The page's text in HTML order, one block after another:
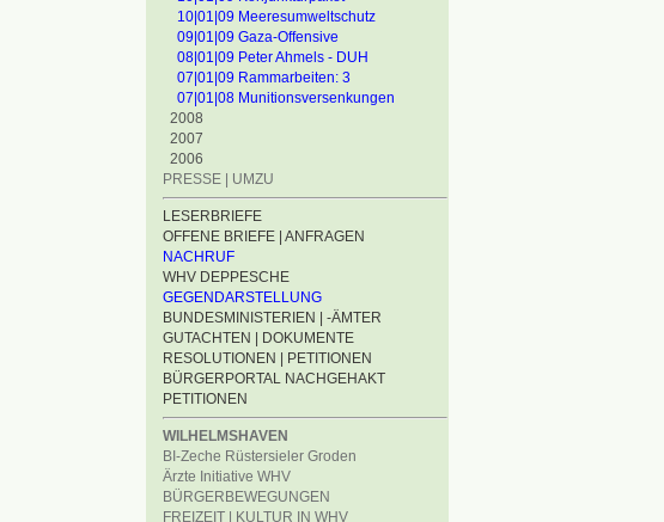
10|01|09 Meeresumweltschutz
09|01|09 Gaza-Offensive
08|01|09 Peter Ahmels - DUH
07|01|09 Rammarbeiten: 3
07|01|08 Munitionsversenkungen
2008
2007
2006
PRESSE | UMZU
LESERBRIEFE
OFFENE BRIEFE | ANFRAGEN
NACHRUF
WHV DEPPESCHE
GEGENDARSTELLUNG
BUNDESMINISTERIEN | -ÄMTER
GUTACHTEN | DOKUMENTE
RESOLUTIONEN | PETITIONEN
BÜRGERPORTAL NACHGEHAKT
PETITIONEN
WILHELMSHAVEN
BI-Zeche Rüstersieler Groden
Ärzte Initiative WHV
BÜRGERBEWEGUNGEN
FREIZEIT | KULTUR IN WHV